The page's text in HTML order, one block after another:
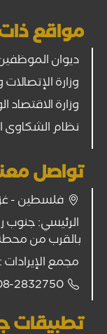
مواقع
ديوان
وزارة
وزارة الاقتصاد
نظام الشكاوى
تواصل
فلسطين -
الرئيسي: جنوب
بالقرب من
مجمع
2832750
تطبيقات